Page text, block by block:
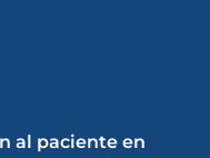
al paciente en